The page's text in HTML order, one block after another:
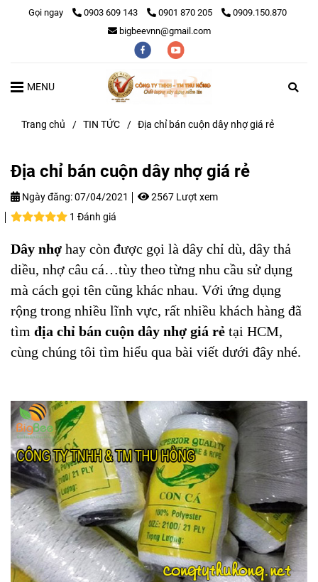
Gọi ngay 0903 609 143 0901 870 205
0909.150.870
bigbeevnn@gmail.com
MENU
Trang chủ / TIN TỨC / Địa chỉ bán cuộn dây nhợ giá rẻ
Địa chỉ bán cuộn dây nhợ giá rẻ
Ngày đăng:07/04/2021
2567 Lượt xem
1 Đánh giá
Dây nhợ hay còn được gọi là dây chỉ dù, dây thả
diều, nhợ câu cá…tùy theo từng nhu cầu sử dụng
mà cách gọi tên cũng khác nhau. Với ứng dụng
rộng trong nhiều lĩnh vực, rất nhiều khách hàng đã
tìm địa chỉ bán cuộn dây nhợ giá rẻ tại HCM,
cùng chúng tôi tìm hiểu qua bài viết dưới đây nhé.